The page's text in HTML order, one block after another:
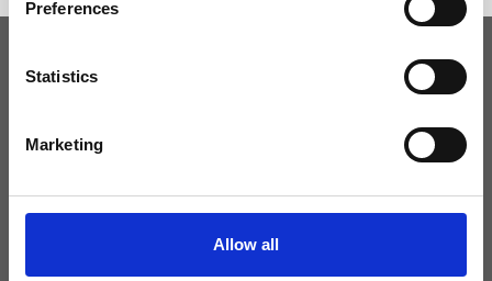
Preferences
Statistics
Marketing
Allow all